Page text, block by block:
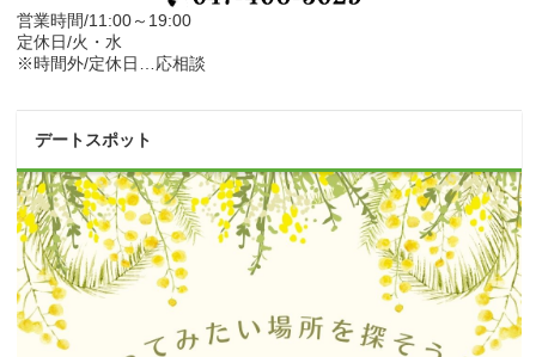
営業時間/11:00～19:00
定休日/火・水
※時間外/定休日…応相談
デートスポット